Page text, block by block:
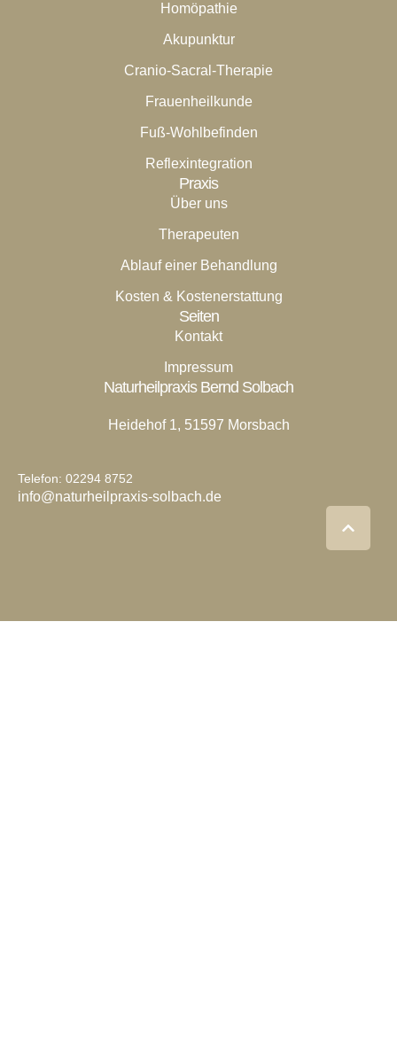
Homöpathie
Akupunktur
Cranio-Sacral-Therapie
Frauenheilkunde
Fuß-Wohlbefinden
Reflexintegration
Praxis
Über uns
Therapeuten
Ablauf einer Behandlung
Kosten & Kostenerstattung
Seiten
Kontakt
Impressum
Naturheilpraxis Bernd Solbach
Heidehof 1, 51597 Morsbach
Telefon: 02294 8752
info@naturheilpraxis-solbach.de